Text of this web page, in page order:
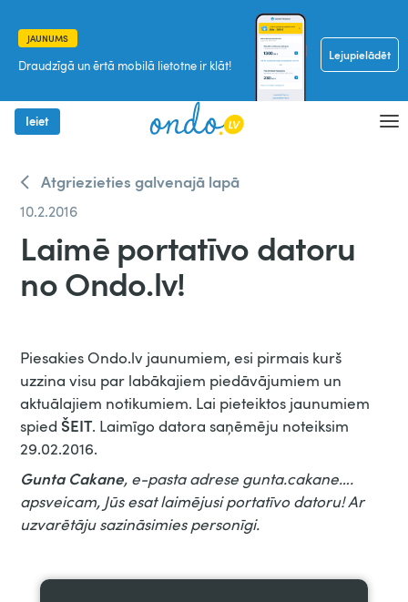
JAUNUMS
Draudzīgā un ērtā mobilā lietotne ir klāt!
Lejupielādēt
Ieiet
Atgriezieties galvenajā lapā
10.2.2016
Laimē portatīvo datoru
no Ondo.lv!
Piesakies Ondo.lv jaunumiem, esi pirmais kurš
uzzina visu par labākajiem piedāvājumiem un
aktuālajiem notikumiem. Lai pieteiktos jaunumiem
spied ŠEIT. Laimīgo datora saņēmēju noteiksim
29.02.2016.
Gunta Cakane, e-pasta adrese gunta.cakane….
apsveicam, Jūs esat laimējusi portatīvo datoru! Ar
uzvarētāju sazināsimies personīgi.